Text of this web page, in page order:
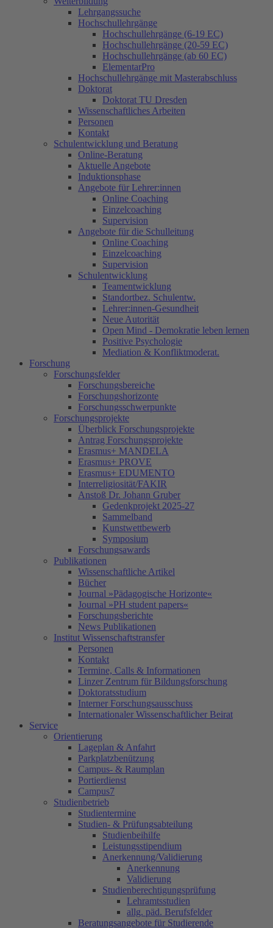
Lehrgangssuche
Hochschullehrgänge
Hochschullehrgänge (6-19 EC)
Hochschullehrgänge (20-59 EC)
Hochschullehrgänge (ab 60 EC)
ElementarPro
Hochschullehrgänge mit Masterabschluss
Doktorat
Doktorat TU Dresden
Wissenschaftliches Arbeiten
Personen
Kontakt
Schulentwicklung und Beratung
Online-Beratung
Aktuelle Angebote
Induktionsphase
Angebote für Lehrer:innen
Online Coaching
Einzelcoaching
Supervision
Angebote für die Schulleitung
Online Coaching
Einzelcoaching
Supervision
Schulentwicklung
Teamentwicklung
Standortbez. Schulentw.
Lehrer:innen-Gesundheit
Neue Autorität
Open Mind - Demokratie leben lernen
Positive Psychologie
Mediation & Konfliktmoderat.
Forschung
Forschungsfelder
Forschungsbereiche
Forschungshorizonte
Forschungsschwerpunkte
Forschungsprojekte
Überblick Forschungsprojekte
Antrag Forschungsprojekte
Erasmus+ MANDELA
Erasmus+ PROVE
Erasmus+ EDUMENTO
Interreligiosität/FAKIR
Anstoß Dr. Johann Gruber
Gedenkprojekt 2025-27
Sammelband
Kunstwettbewerb
Symposium
Forschungsawards
Publikationen
Wissenschaftliche Artikel
Bücher
Journal »Pädagogische Horizonte«
Journal »PH student papers«
Forschungsberichte
News Publikationen
Institut Wissenschaftstransfer
Personen
Kontakt
Termine, Calls & Informationen
Linzer Zentrum für Bildungsforschung
Doktoratsstudium
Interner Forschungsausschuss
Internationaler Wissenschaftlicher Beirat
Service
Orientierung
Lageplan & Anfahrt
Parkplatzbenützung
Campus- & Raumplan
Portierdienst
Campus7
Studienbetrieb
Studientermine
Studien- & Prüfungsabteilung
Studienbeihilfe
Leistungsstipendium
Anerkennung/Validierung
Anerkennung
Validierung
Studienberechtigungsprüfung
Lehramtsstudien
allg. päd. Berufsfelder
Beratungsangebote für Studierende